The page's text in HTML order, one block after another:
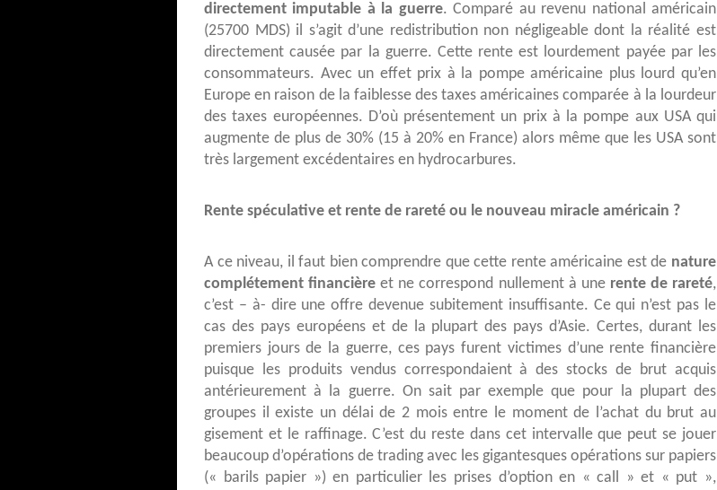
directement imputable à la guerre. Comparé au revenu national américain
(25700 MDS) il s’agit d’une redistribution non négligeable dont la réalité est
directement causée par la guerre. Cette rente est lourdement payée par les
consommateurs. Avec un effet prix à la pompe américaine plus lourd qu’en
Europe en raison de la faiblesse des taxes américaines comparée à la lourdeur
des taxes européennes. D’où présentement un prix à la pompe aux USA qui
augmente de plus de 30% (15 à 20% en France) alors même que les USA sont
très largement excédentaires en hydrocarbures.
Rente spéculative et rente de rareté ou le nouveau miracle américain ?
A ce niveau, il faut bien comprendre que cette rente américaine est de nature
complétement financière et ne correspond nullement à une rente de rareté,
c’est – à- dire une offre devenue subitement insuffisante. Ce qui n’est pas le
cas des pays européens et de la plupart des pays d’Asie. Certes, durant les
premiers jours de la guerre, ces pays furent victimes d’une rente financière
puisque les produits vendus correspondaient à des stocks de brut acquis
antérieurement à la guerre. On sait par exemple que pour la plupart des
groupes il existe un délai de 2 mois entre le moment de l’achat du brut au
gisement et le raffinage. C’est du reste dans cet intervalle que peut se jouer
beaucoup d’opérations de trading avec les gigantesques opérations sur papiers
(« barils papier ») en particulier les prises d’option en « call » et « put »,